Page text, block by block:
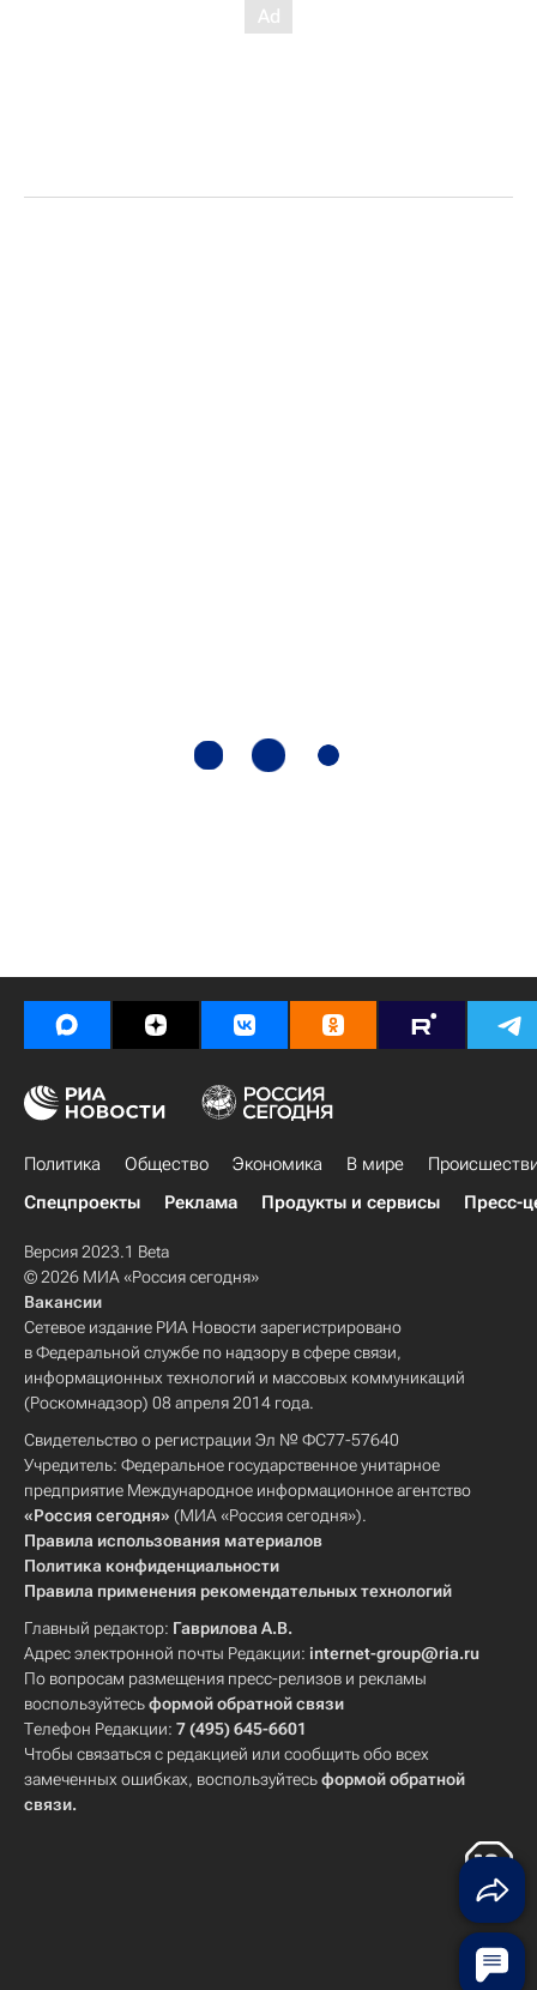
Политика Общество Экономика В мире
Спецпроекты
Реклама Продукты и сервисы Пресс-
Версия 2023.1 Beta
© 2026 МИА «Россия сегодня»
Вакансии
Сетевое издание РИА Новости зарегистрировано
в Федеральной службе по надзору в сфере связи,
информационных технологий и массовых коммуникаций
(Роскомнадзор) 08 апреля 2014 года.
Свидетельство о регистрации Эл № ФС77-57640
Учредитель: Федеральное государственное унитарное
предприятие Международное информационное агентство
«Россия сегодня» (МИА «Россия сегодня»).
Правила использования материалов
Политика конфиденциальности
Правила применения рекомендательных технологий
Главный редактор: Гаврилова А.В.
Адрес электронной почты Редакции: internet-group@ria.ru
По вопросам размещения пресс-релизов и рекламы
воспользуйтесьформой обратной связи
Телефон Редакции: 7 (495) 645-6601
Чтобы связаться с редакцией или сообщить обо всех
замеченных ошибках, воспользуйтесьформой обратной
связи.